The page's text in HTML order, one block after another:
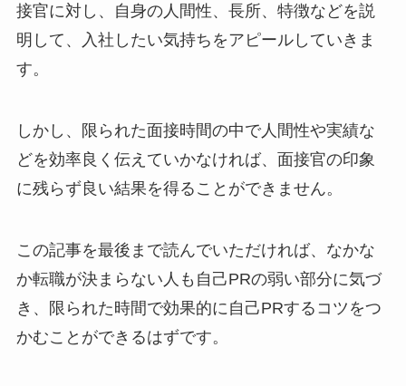
接官に対し、自身の人間性、長所、特徴などを説
明して、入社したい気持ちをアピールしていきま
す。
しかし、限られた面接時間の中で人間性や実績な
どを効率良く伝えていかなければ、面接官の印象
に残らず良い結果を得ることができません。
この記事を最後まで読んでいただければ、なかな
か転職が決まらない人も自己PRの弱い部分に気づ
き、限られた時間で効果的に自己PRするコツをつ
かむことができるはずです。